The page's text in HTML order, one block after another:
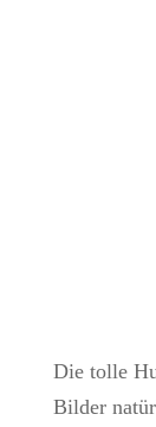
Die tolle
Bilder